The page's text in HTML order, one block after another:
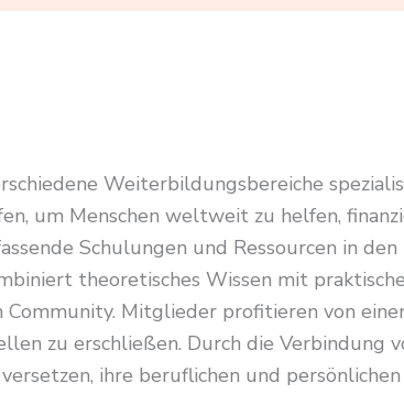
Weiterbildungsbereiche
um Menschen weltweit zu helfen,
Schulungen und Ressourcen in den
theoretisches Wissen mit
Mitglieder profitieren von
zu erschließen. Durch die Verbindung
ihre beruflichen und